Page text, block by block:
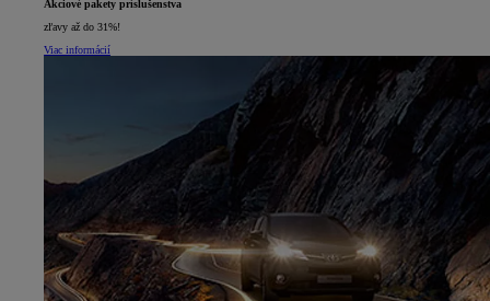
Akciové pakety príslušenstva
zľavy až do 31%!
Viac informácií